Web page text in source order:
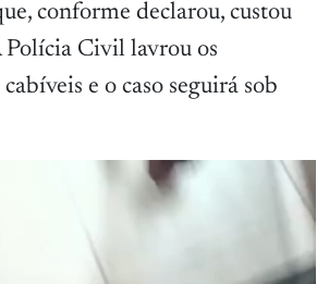
conforme declarou, custou
Polícia Civil lavrou os
e o caso seguirá sob